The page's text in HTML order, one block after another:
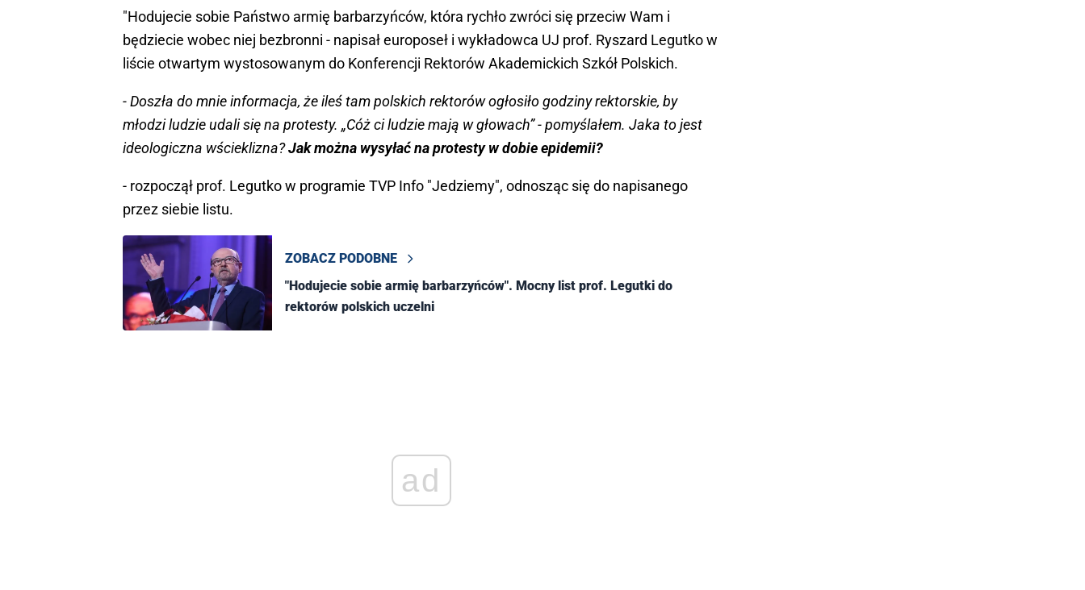
"Hodujecie sobie Państwo armię barbarzyńców, która rychło zwróci się przeciw Wam i
będziecie wobec niej bezbronni - napisał europoseł i wykładowca UJ prof. Ryszard Legutko w
liście otwartym wystosowanym do Konferencji Rektorów Akademickich Szkół Polskich.
- Doszła do mnie informacja, że ileś tam polskich rektorów ogłosiło godziny rektorskie, by
młodzi ludzie udali się na protesty. „Cóż ci ludzie mają w głowach” - pomyślałem. Jaka to jest
ideologiczna wścieklizna?Jak można wysyłać na protesty w dobie epidemii?
- rozpoczął prof. Legutko w programie TVP Info "Jedziemy", odnosząc się do napisanego
przez siebie listu.
ZOBACZ PODOBNE
"Hodujecie sobie armię barbarzyńców". Mocny list prof. Legutki do
rektorów polskich uczelni
ad